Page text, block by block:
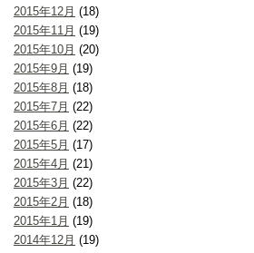
2015年12月 (18)
2015年11月 (19)
2015年10月 (20)
2015年9月 (19)
2015年8月 (18)
2015年7月 (22)
2015年6月 (22)
2015年5月 (17)
2015年4月 (21)
2015年3月 (22)
2015年2月 (18)
2015年1月 (19)
2014年12月 (19)